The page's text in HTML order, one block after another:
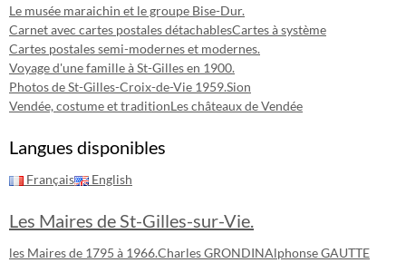
Le musée maraichin et le groupe Bise-Dur.
Carnet avec cartes postales détachablesCartes à système
Cartes postales semi-modernes et modernes.
Voyage d'une famille à St-Gilles en 1900.
Photos de St-Gilles-Croix-de-Vie 1959.Sion
Vendée, costume et traditionLes châteaux de Vendée
Langues disponibles
Français English
Les Maires de St-Gilles-sur-Vie.
les Maires de 1795 à 1966.Charles GRONDINAlphonse GAUTTE